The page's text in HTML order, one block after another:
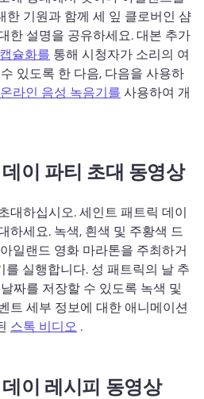
한 기원과 함께 세 잎 클로버인 샴
한 설명을 공유하세요. 대본 추가
슐화를 통해 시청자가 소리의 여
있도록 한 다음, 다음을 사용하
온라인 음성 녹음기를 사용하여 개
이 파티 초대 동영상
대하십시오. 세인트 패트릭 데이
하세요. 녹색, 흰색 및 주황색 드
일랜드 영화 마라톤을 주최하거
를 실행합니다. 성 패트릭의 날 추
짜를 저장할 수 있도록 녹색 및
트 세부 정보에 대한 애니메이션
스톡 비디오 .
이 레시피 동영상